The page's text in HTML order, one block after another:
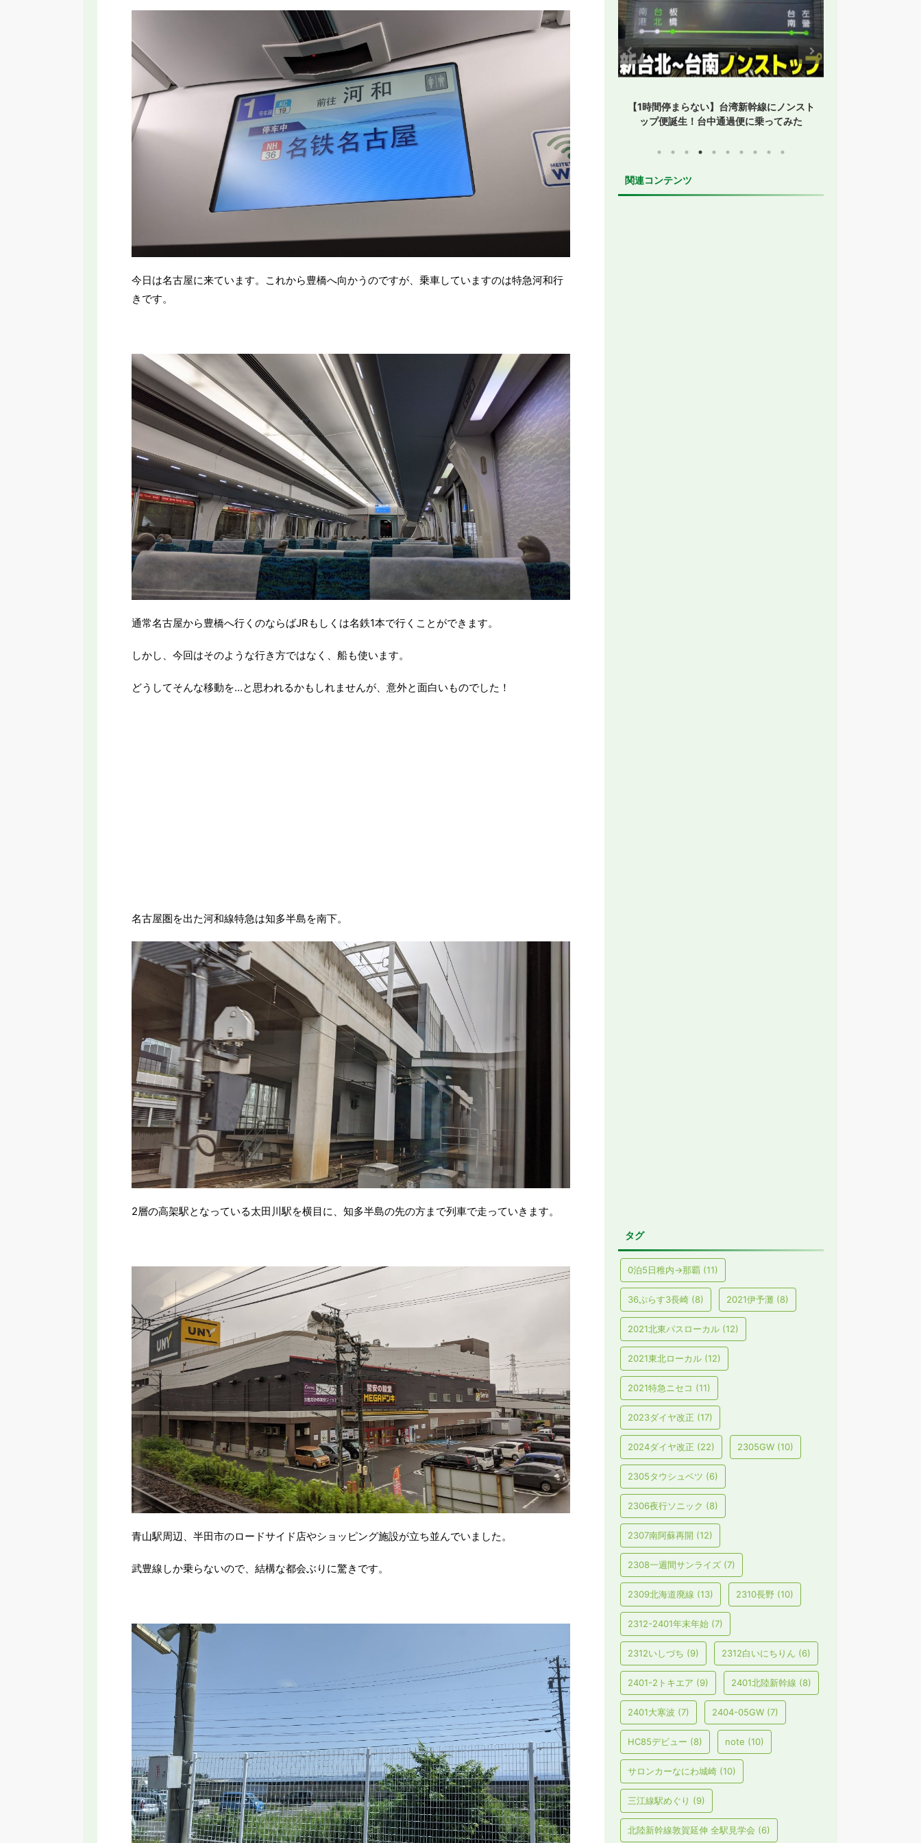
今日は名古屋に来ています。これから豊橋へ向かうのですが、乗車していますのは特急河和行
きです。
通常名古屋から豊橋へ行くのならばJRもしくは名鉄1本で行くことができます。
しかし、今回はそのような行き方ではなく、船も使います。
どうしてそんな移動を…と思われるかもしれませんが、意外と面白いものでした！
名古屋圏を出た河和線特急は知多半島を南下。
2層の高架駅となっている太田川駅を横目に、知多半島の先の方まで列車で走っていきます。
青山駅周辺、半田市のロードサイド店やショッピング施設が立ち並んでいました。
武豊線しか乗らないので、結構な都会ぶりに驚きです。
】名古屋に変な乗り物誕生！いらない
と言われる新交通システムの理由
【2026年新駅】手柄山平和公園駅を見に行
ってみた！姫路モノレールの終着駅
【全都道府県制覇】東横イン高知がオープ
ン！初日に泊まってみた
【1時間停まらない】台湾新幹線にノンスト
ップ便誕生！台中通過便に乗ってみた
関連コンテンツ
タグ
0泊5日稚内→那覇 (11)
36ぷらす3長崎 (8) 2021伊予灘 (8)
2021北東パスローカル (12)
2021東北ローカル (12)
2021特急ニセコ (11)
2023ダイヤ改正 (17)
2024ダイヤ改正 (22) 2305GW (10)
2305タウシュベツ (6)
2306夜行ソニック (8)
2307南阿蘇再開 (12)
2308一週間サンライズ (7)
2309北海道廃線 (13) 2310長野 (10)
2312-2401年末年始 (7)
2312いしづち (9) 2312白いにちりん (6)
2401-2トキエア (9) 2401北陸新幹線 (8)
2401大寒波 (7) 2404-05GW (7)
HC85デビュー (8) note (10)
サロンカーなにわ城崎 (10)
三江線駅めぐり (9)
北陸新幹線敦賀延伸 全駅見学会 (6)